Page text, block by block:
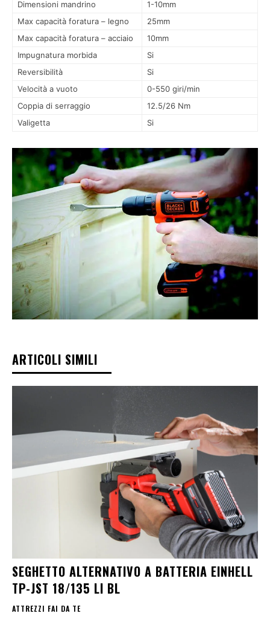
Dimensioni mandrino
1-10mm
Max capacità foratura – legno
25mm
Max capacità foratura – acciaio
10mm
Impugnatura morbida
Si
Reversibilità
Si
Velocità a vuoto
0-550 giri/min
Coppia di serraggio
12.5/26 Nm
Valigetta
Si
ARTICOLI SIMILI
SEGHETTO ALTERNATIVO A BATTERIA EINHELL
TP-JST 18/135 LI BL
ATTREZZI FAI DA TE